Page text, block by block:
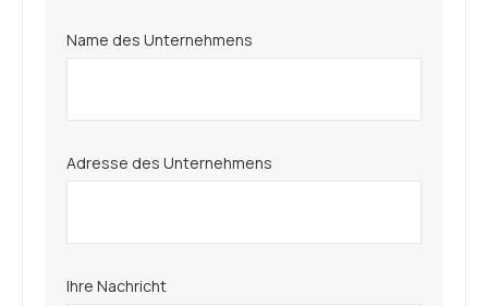
Name des Unternehmens
Adresse des Unternehmens
Ihre Nachricht